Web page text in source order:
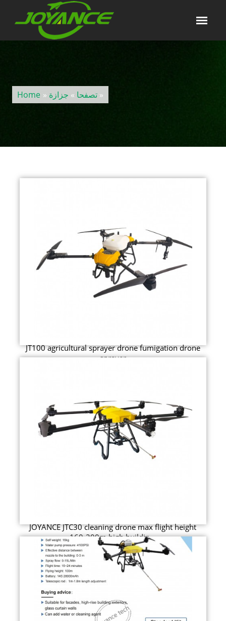
Home » تصفحا » جزازة »
JT100 agricultural sprayer drone fumigation drone
sprayer
JOYANCE JTC30 cleaning drone max flight height
160-200m high buildin...